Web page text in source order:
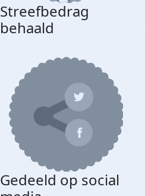
Streefbedrag
behaald
Gedeeld op social